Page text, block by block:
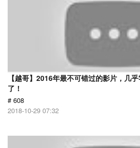
【越哥】2016年最不可错过的影片，几
了！
# 608
2018-10-29 07:32